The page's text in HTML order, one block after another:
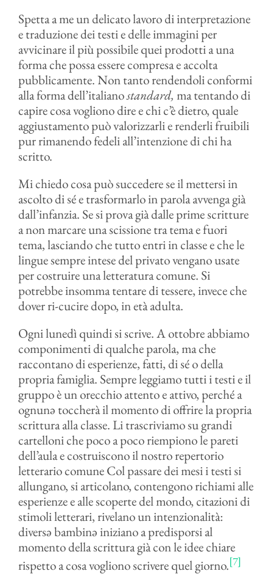
Spetta a me un delicato lavoro di interpretazione
e traduzione dei testi e delle immagini per
avvicinare il più possibile quei prodotti a una
forma che possa essere compresa e accolta
pubblicamente. Non tanto rendendoli conformi
alla forma dell’italianostandard, ma tentando di
capire cosa vogliono dire e chi c’è dietro, quale
aggiustamento può valorizzarli e renderli fruibili
pur rimanendo fedeli all’intenzione di chi ha
scritto.
Mi chiedo cosa può succedere se il mettersi in
ascolto di sé e trasformarlo in parola avvenga già
dall’infanzia. Se si prova già dalle prime scritture
a non marcare una scissione tra tema e fuori
tema, lasciando che tutto entri in classe e che le
lingue sempre intese del privato vengano usate
per costruire una letteratura comune. Si
potrebbe insomma tentare di tessere, invece che
dover ri-cucire dopo, in età adulta.
Ogni lunedì quindi si scrive. A ottobre abbiamo
componimenti di qualche parola, ma che
raccontano di esperienze, fatti, di sé o della
propria famiglia. Sempre leggiamo tutti i testi e il
gruppo è un orecchio attento e attivo, perché a
ognunə toccherà il momento di offrire la propria
scrittura alla classe. Li trascriviamo su grandi
cartelloni che poco a poco riempiono le pareti
dell’aula e costruiscono il nostro repertorio
letterario comune Col passare dei mesi i testi si
allungano, si articolano, contengono richiami alle
esperienze e alle scoperte del mondo, citazioni di
stimoli letterari, rivelano un intenzionalità:
diversə bambinə iniziano a predisporsi al
momento della scrittura già con le idee chiare
rispetto a cosa vogliono scrivere quel giorno.[7]